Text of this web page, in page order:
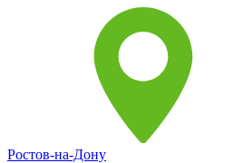
Ростов-на-Дону